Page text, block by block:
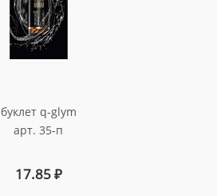
буклет q-glym
арт. 35-п
17.85₽